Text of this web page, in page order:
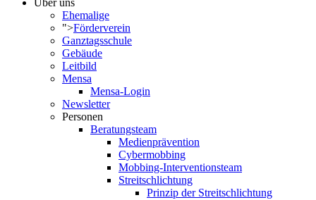
Über uns
Ehemalige
">Förderverein
Ganztagsschule
Gebäude
Leitbild
Mensa
Mensa-Login
Newsletter
Personen
Beratungsteam
Medienprävention
Cybermobbing
Mobbing-Interventionsteam
Streitschlichtung
Prinzip der Streitschlichtung